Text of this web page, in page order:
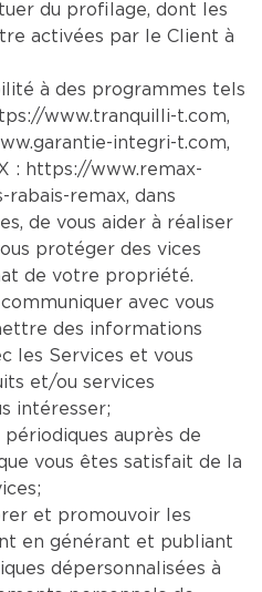
du profilage, dont les
activées par le Client à
à des programmes tels
www.tranquilli-t.com,
integri-t.com,
: https://www.remax-
rabais-remax, dans
de vous aider à réaliser
protéger des vices
de votre propriété.
avec vous
des informations
les Services et vous
et/ou services
intéresser;
auprès de
vous êtes satisfait de la
et promouvoir les
en générant et publiant
dépersonnalisées à